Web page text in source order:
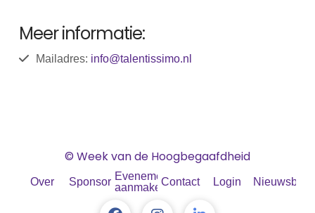
Meer informatie:
Mailadres: info@talentissimo.nl
© Week van de Hoogbegaafdheid
Over SponsorenEvenement
aanmakenContact Login Nieuwsbrief